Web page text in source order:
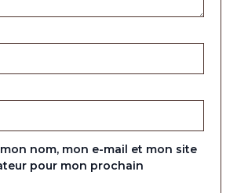
nom, mon e-mail et mon site
pour mon prochain